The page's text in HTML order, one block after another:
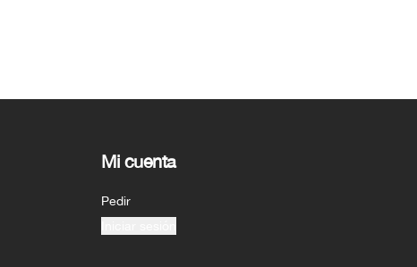
Mi cuenta
Pedir